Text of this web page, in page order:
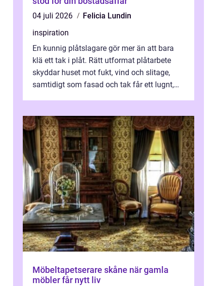
04 juli 2026
Felicia Lundin
inspiration
En kunnig plåtslagare gör mer än att bara
klä ett tak i plåt. Rätt utformat plåtarbete
skyddar huset mot fukt, vind och slitage,
samtidigt som fasad och tak får ett lugnt,
Möbeltapetserare skåne när gamla
möbler får nytt liv